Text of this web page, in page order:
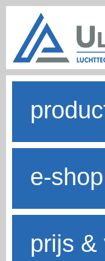
e-shop
prijs &